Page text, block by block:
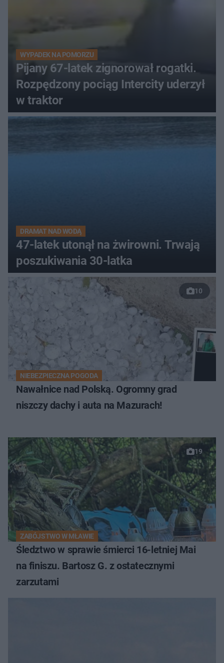
WYPADEK NA POMORZU
Pijany 67-latek zignorował rogatki.
Rozpędzony pociąg Intercity uderzył
w traktor
DRAMAT NAD WODĄ
47-latek utonął na żwirowni. Trwają
poszukiwania 30-latka
10
NIEBEZPIECZNA POGODA
Nawałnice nad Polską. Ogromny grad
niszczy dachy i auta na Mazurach!
19
ZABÓJSTWO W MŁAWIE
Śledztwo w sprawie śmierci 16-letniej Mai
na finiszu. Bartosz G. z ostatecznymi
zarzutami